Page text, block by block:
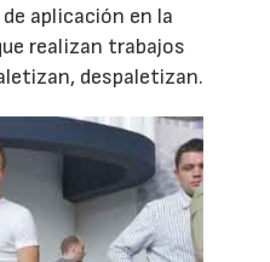
aplicación en la
realizan trabajos
despaletizan.